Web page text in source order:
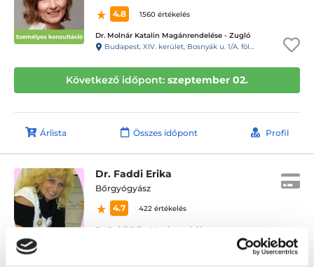
4.8
1560 értékelés
Dr. Molnár Katalin Magánrendelése - Zugló
Budapest, XIV. kerület, Bosnyák u. 1/A. földszint (Tisza István tér), II-es rendelő csengője (16.sz. csengő)
Következő időpont: szeptember 02.
Árlista Összes időpont Profil
Dr. Faddi Erika
Bőrgyógyász
4.7
422 értékelés
Dr. Faddi Erika Magánrendelése